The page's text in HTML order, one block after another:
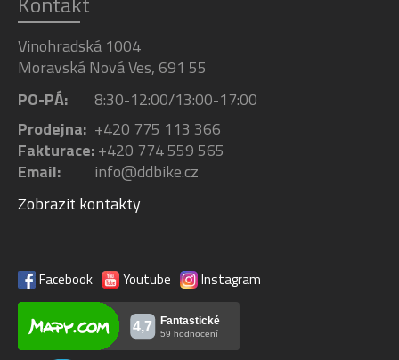
Vinohradská 1004
Moravská Nová Ves, 691 55
PO-PÁ:
8:30-12:00/13:00-17:00
Prodejna: +420 775 113 366
Fakturace:+420 774 559 565
Email:
info@ddbike.cz
Zobrazit kontakty
Facebook Youtube Instagram